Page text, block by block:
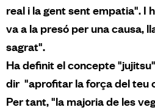
real i la gent sent empatia". I
va a la presó per una causa,
sagrat".
Ha definit el concepte
dir "aprofitar la força del teu
Per tant, "la majoria de les